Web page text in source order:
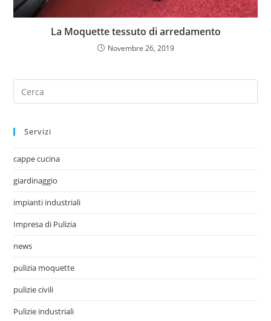
La Moquette tessuto di arredamento
Novembre 26, 2019
Servizi
cappe cucina
giardinaggio
impianti industriali
Impresa di Pulizia
news
pulizia moquette
pulizie civili
Pulizie industriali